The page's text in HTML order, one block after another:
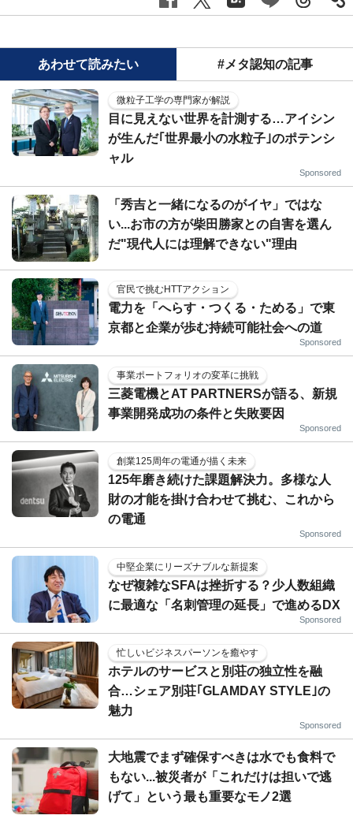
あわせて読みたい #メタ認知の記事
微粒子工学の専門家が解説
目に見えない世界を計測する…アイシン
が生んだ｢世界最小の水粒子｣のポテンシ
ャル
Sponsored
「秀吉と一緒になるのがイヤ」ではな
い...お市の方が柴田勝家との自害を選ん
だ"現代人には理解できない"理由
官民で挑むHTTアクション
電力を「へらす・つくる・ためる」で東
京都と企業が歩む持続可能社会への道
Sponsored
事業ポートフォリオの変革に挑戦
三菱電機とAT PARTNERSが語る、新規
事業開発成功の条件と失敗要因
Sponsored
創業125周年の電通が描く未来
125年磨き続けた課題解決力。多様な人
財の才能を掛け合わせて挑む、これから
の電通
Sponsored
中堅企業にリーズナブルな新提案
なぜ複雑なSFAは挫折する？少人数組織
に最適な「名刺管理の延長」で進めるDX
Sponsored
忙しいビジネスパーソンを癒やす
ホテルのサービスと別荘の独立性を融
合…シェア別荘｢GLAMDAY STYLE｣の
魅力
Sponsored
大地震でまず確保すべきは水でも食料で
もない...被災者が「これだけは担いで逃
げて」という最も重要なモノ2選